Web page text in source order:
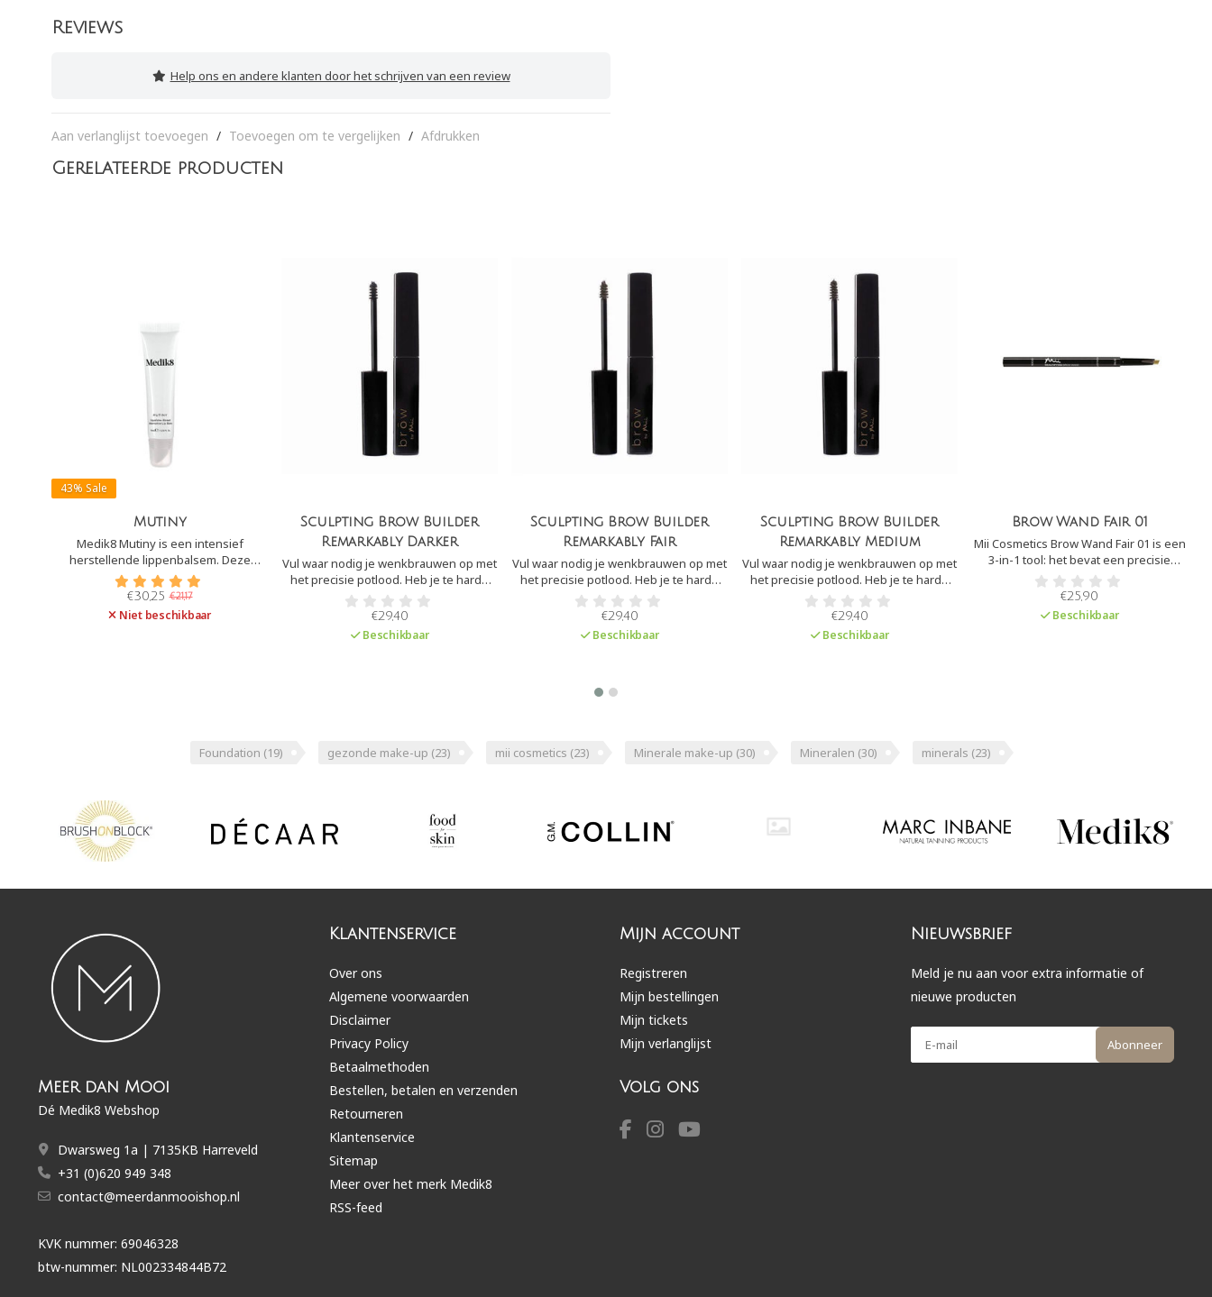
Reviews
Help ons en andere klanten door het schrijven van een review
Aan verlanglijst toevoegen / Toevoegen om te vergelijken / Afdrukken
Gerelateerde producten
43% Sale
Mutiny
Medik8 Mutiny is een intensief
herstellende lippenbalsem. Deze
lipbalm geeft onmiddellijke en
langdurige hydratatie om snel droge
lippen te verminderen.
€30,25 €21,17
Niet beschikbaar
Sculpting Brow Builder
Remarkably Darker
Vul waar nodig je wenkbrauwen op met
het precisie potlood. Heb je te harde
lijnen geplaatst? Verzacht de lijnen
door met een borsteltje door de
wenkbrauwen heen te kammen.
€29,40
Beschikbaar
Sculpting Brow Builder
Remarkably Fair
Vul waar nodig je wenkbrauwen op met
het precisie potlood. Heb je te harde
lijnen geplaatst? Verzacht de lijnen
door met een borsteltje door de
wenkbrauwen heen te kammen.
€29,40
Beschikbaar
Sculpting Brow Builder
Remarkably Medium
Vul waar nodig je wenkbrauwen op met
het precisie potlood. Heb je te harde
lijnen geplaatst? Verzacht de lijnen
door met een borsteltje door de
wenkbrauwen heen te kammen.
€29,40
Beschikbaar
Brow Wand Fair 01
Mii Cosmetics Brow Wand Fair 01 is een
3-in-1 tool: het bevat een precisie
potlood om de wenkbrauwen op te
vullen, een crèmige hightlighter en een
borstel om je wenkbrauwen in model te
€25,90
Beschikbaar
Foundation (19) gezonde make-up (23) mii cosmetics (23) Minerale make-up (30) Mineralen (30) minerals (23)
Meer dan Mooi
Dé Medik8 Webshop
Dwarsweg 1a | 7135KB Harreveld
+31 (0)620 949 348
contact@meerdanmooishop.nl
KVK nummer: 69046328
btw-nummer: NL002334844B72
Klantenservice
Over ons
Algemene voorwaarden
Disclaimer
Privacy Policy
Betaalmethoden
Bestellen, betalen en verzenden
Retourneren
Klantenservice
Sitemap
Meer over het merk Medik8
RSS-feed
Mijn account
Registreren
Mijn bestellingen
Mijn tickets
Mijn verlanglijst
Volg ons
Nieuwsbrief
Meld je nu aan voor extra informatie of
nieuwe producten
Abonneer